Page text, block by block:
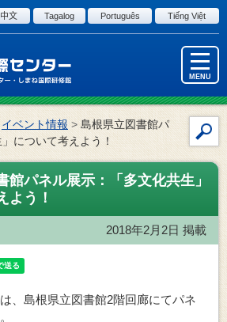
中文 Tagalog Português
Tiếng Việt
MENU
イ
索
イベント情報 >島根県立図書館パ
について考えよう！
館パネル展示：「多文化共生」
よう！
2018年2月2日 掲載
、島根県立図書館2階回廊にてパネ